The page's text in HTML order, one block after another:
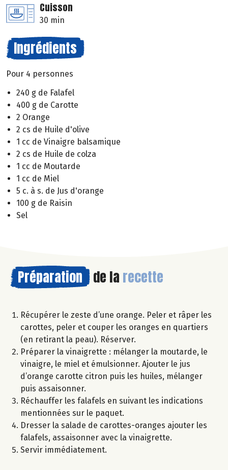
Cuisson
30 min
Ingrédients
Pour 4 personnes
240 g de Falafel
400 g de Carotte
2 Orange
2 cs de Huile d'olive
1 cc de Vinaigre balsamique
2 cs de Huile de colza
1 cc de Moutarde
1 cc de Miel
5 c. à s. de Jus d'orange
100 g de Raisin
Sel
Préparation de la recette
Récupérer le zeste d’une orange. Peler et râper les
carottes, peler et couper les oranges en quartiers
(en retirant la peau). Réserver.
Préparer la vinaigrette : mélanger la moutarde, le
vinaigre, le miel et émulsionner. Ajouter le jus
d’orange carotte citron puis les huiles, mélanger
puis assaisonner.
Réchauffer les falafels en suivant les indications
mentionnées sur le paquet.
Dresser la salade de carottes-oranges ajouter les
falafels, assaisonner avec la vinaigrette.
Servir immédiatement.